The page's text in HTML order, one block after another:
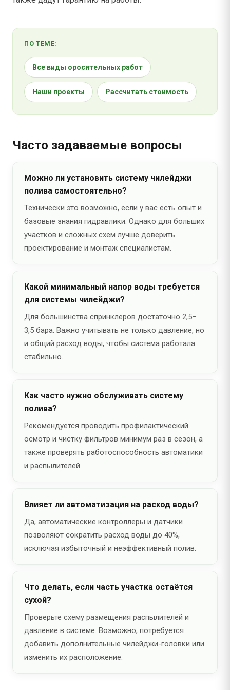
ПО ТЕМЕ:
Все виды оросительных работ
Наши проекты Рассчитать стоимость
Часто задаваемые вопросы
Можно ли установить систему чилейджи
полива самостоятельно?
Технически это возможно, если у вас есть опыт и
базовые знания гидравлики. Однако для больших
участков и сложных схем лучше доверить
проектирование и монтаж специалистам.
Какой минимальный напор воды требуется
для системы чилейджи?
Для большинства спринклеров достаточно 2,5–
3,5 бара. Важно учитывать не только давление, но
и общий расход воды, чтобы система работала
стабильно.
Как часто нужно обслуживать систему
полива?
Рекомендуется проводить профилактический
осмотр и чистку фильтров минимум раз в сезон, а
также проверять работоспособность автоматики
и распылителей.
Влияет ли автоматизация на расход воды?
Да, автоматические контроллеры и датчики
позволяют сократить расход воды до 40%,
исключая избыточный и неэффективный полив.
Что делать, если часть участка остаётся
сухой?
Проверьте схему размещения распылителей и
давление в системе. Возможно, потребуется
добавить дополнительные чилейджи-головки или
изменить их расположение.